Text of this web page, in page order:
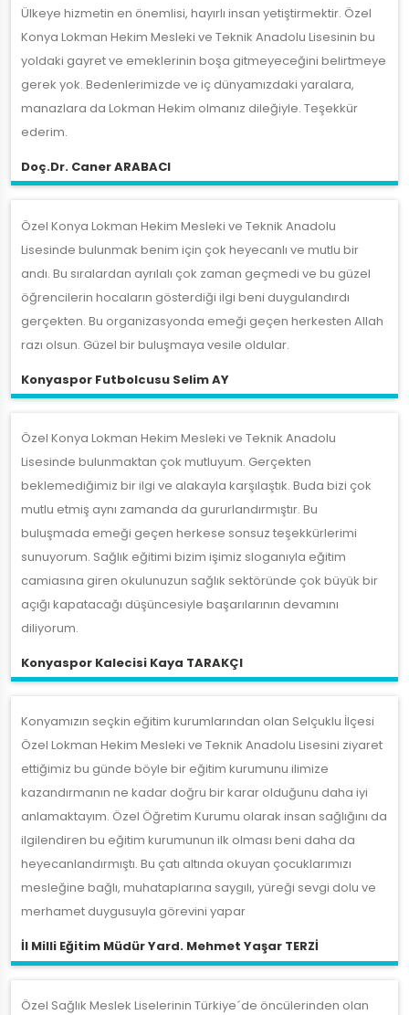
Ülkeye hizmetin en önemlisi, hayırlı insan yetiştirmektir. Özel
Konya Lokman Hekim Mesleki ve Teknik Anadolu Lisesinin bu
yoldaki gayret ve emeklerinin boşa gitmeyeceğini belirtmeye
gerek yok. Bedenlerimizde ve iç dünyamızdaki yaralara,
manazlara da Lokman Hekim olmanız dileğiyle. Teşekkür
ederim.
Doç.Dr. Caner ARABACI
Özel Konya Lokman Hekim Mesleki ve Teknik Anadolu
Lisesinde bulunmak benim için çok heyecanlı ve mutlu bir
andı. Bu sıralardan ayrılalı çok zaman geçmedi ve bu güzel
öğrencilerin hocaların gösterdiği ilgi beni duygulandırdı
gerçekten. Bu organizasyonda emeği geçen herkesten Allah
razı olsun. Güzel bir buluşmaya vesile oldular.
Konyaspor Futbolcusu Selim AY
Özel Konya Lokman Hekim Mesleki ve Teknik Anadolu
Lisesinde bulunmaktan çok mutluyum. Gerçekten
beklemediğimiz bir ilgi ve alakayla karşılaştık. Buda bizi çok
mutlu etmiş aynı zamanda da gururlandırmıştır. Bu
buluşmada emeği geçen herkese sonsuz teşekkürlerimi
sunuyorum. Sağlık eğitimi bizim işimiz sloganıyla eğitim
camiasına giren okulunuzun sağlık sektöründe çok büyük bir
açığı kapatacağı düşüncesiyle başarılarının devamını
diliyorum.
Konyaspor Kalecisi Kaya TARAKÇI
Konyamızın seçkin eğitim kurumlarından olan Selçuklu İlçesi
Özel Lokman Hekim Mesleki ve Teknik Anadolu Lisesini ziyaret
ettiğimiz bu günde böyle bir eğitim kurumunu ilimize
kazandırmanın ne kadar doğru bir karar olduğunu daha iyi
anlamaktayım. Özel Öğretim Kurumu olarak insan sağlığını da
ilgilendiren bu eğitim kurumunun ilk olması beni daha da
heyecanlandırmıştı. Bu çatı altında okuyan çocuklarımızı
mesleğine bağlı, muhataplarına saygılı, yüreği sevgi dolu ve
merhamet duygusuyla görevini yapar
İl Milli Eğitim Müdür Yard. Mehmet Yaşar TERZİ
Özel Sağlık Meslek Liselerinin Türkiye´de öncülerinden olan